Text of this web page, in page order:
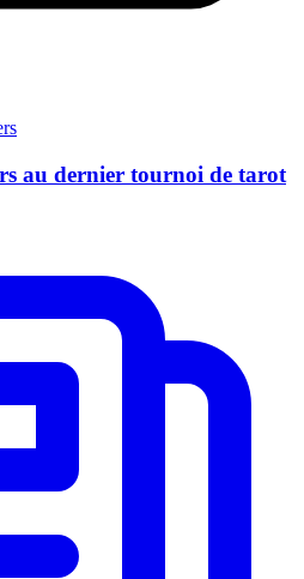
au dernier tournoi de tarot